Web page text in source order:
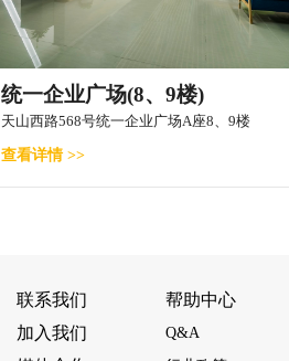
统一企业广场(8、9楼)
天山西路568号统一企业广场A座8、9楼
查看详情 >>
联系我们
加入我们
帮助中心
Q&A